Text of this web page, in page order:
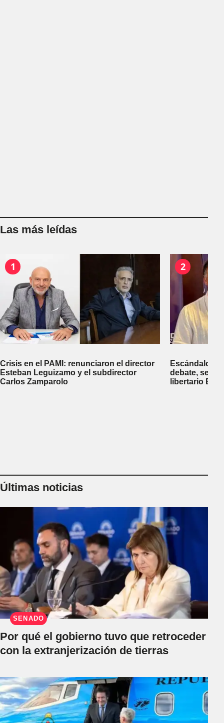
Las más leídas
1
Crisis en el PAMI: renunciaron el director
Esteban Leguizamo y el subdirector
Carlos Zamparolo
2
Escándalo
debate, se
libertario
Últimas noticias
SENADO
Por qué el gobierno tuvo que retroceder
con la extranjerización de tierras